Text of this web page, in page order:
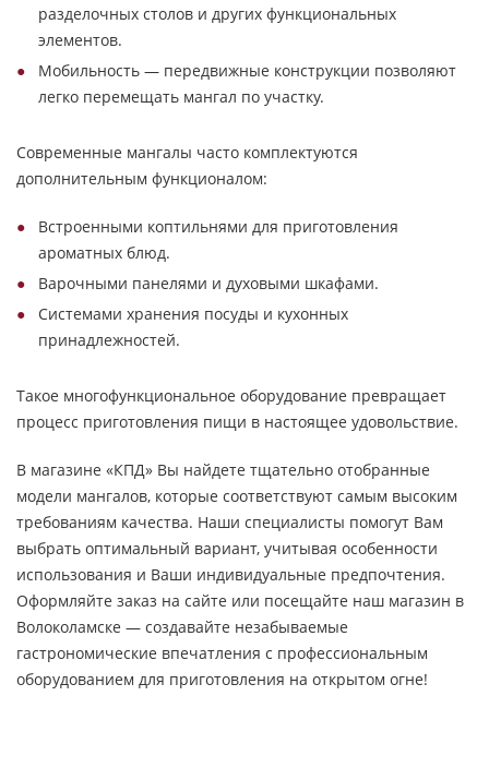
разделочных столов и других функциональных
элементов.
Мобильность — передвижные конструкции позволяют
легко перемещать мангал по участку.
Современные мангалы часто комплектуются
дополнительным функционалом:
Встроенными коптильнями для приготовления
ароматных блюд.
Варочными панелями и духовыми шкафами.
Системами хранения посуды и кухонных
принадлежностей.
Такое многофункциональное оборудование превращает
процесс приготовления пищи в настоящее удовольствие.
В магазине «КПД» Вы найдете тщательно отобранные
модели мангалов, которые соответствуют самым высоким
требованиям качества. Наши специалисты помогут Вам
выбрать оптимальный вариант, учитывая особенности
использования и Ваши индивидуальные предпочтения.
Оформляйте заказ на сайте или посещайте наш магазин в
Волоколамске — создавайте незабываемые
гастрономические впечатления с профессиональным
оборудованием для приготовления на открытом огне!